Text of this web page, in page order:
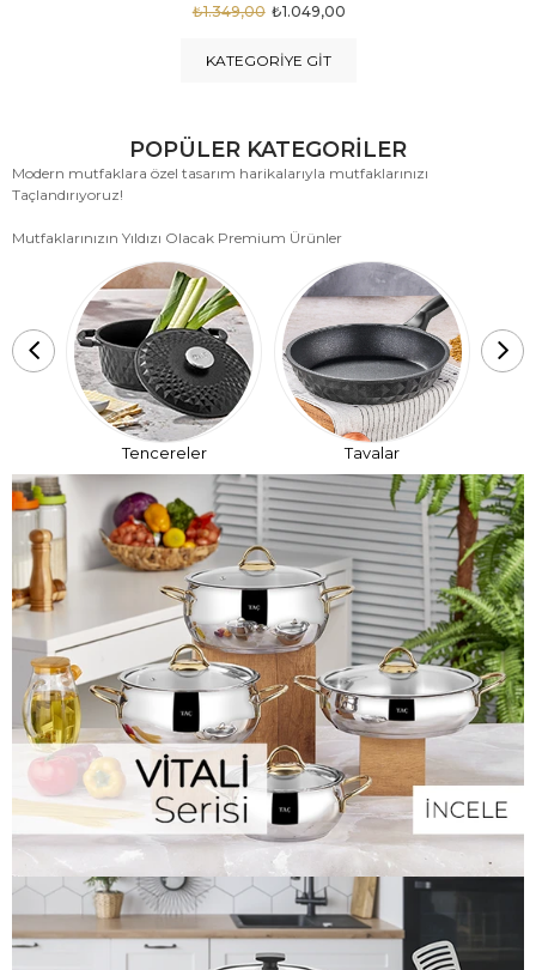
₺999,00
₺1.875,00
KATEGORIYE GIT
POPÜLER KATEGORİLER
Modern mutfaklara özel tasarım harikalarıyla mutfaklarınızı
Taçlandırıyoruz!
Mutfaklarınızın Yıldızı Olacak Premium Ürünler
Tencereler Tavalar